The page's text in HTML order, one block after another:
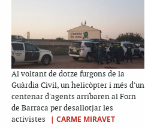
Al voltant de dotze furgons de la
Guàrdia Civil, un helicòpter i més d'un
centenar d'agents arribaren al Forn
de Barraca per desallotjar les
activistes
| CARME MIRAVET